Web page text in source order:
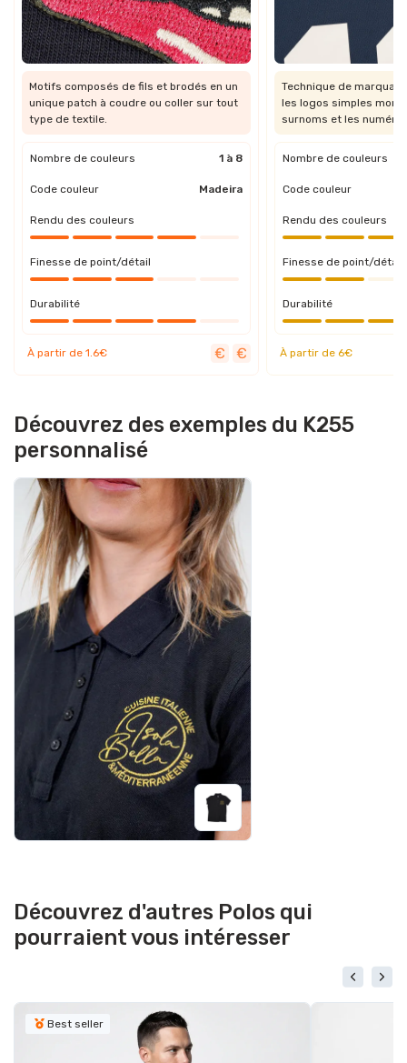
Motifs composés de fils et brodés en un
unique patch à coudre ou coller sur tout
type de textile.
Nombre de couleurs 1 à 8
Code couleur Madeira
Rendu des couleurs
Finesse de point/détail
Durabilité
À partir de 1.6€
Technique de
les logos simples
surnoms et les
Nombre de couleurs
Code couleur
Rendu des couleurs
Finesse de point/détail
Durabilité
À partir de 6€
Découvrez des exemples du K255
personnalisé
Découvrez d'autres Polos qui
pourraient vous intéresser
Best seller